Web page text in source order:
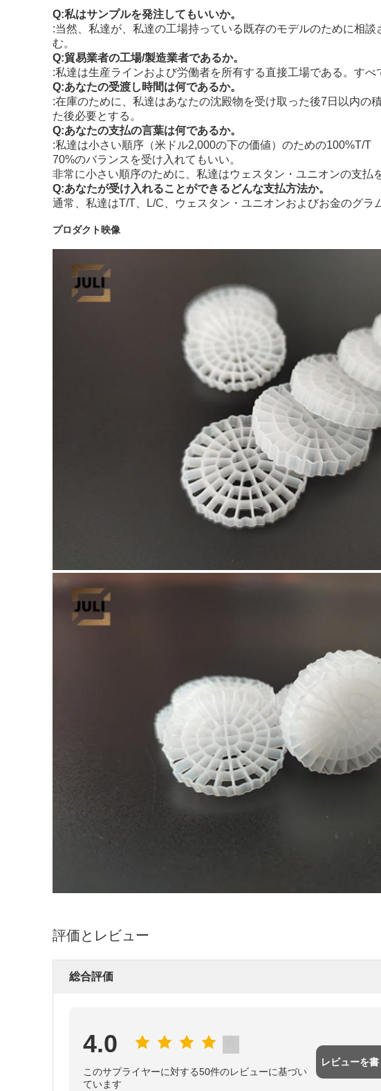
Q:私はサンプルを発注してもいいか。
:当然、私達が、私達の工場持っている既存のモデルのために相
む。
Q:貿易業者の工場/製造業者であるか。
:私達は生産ラインおよび労働者を所有する直接工場である。す
Q:あなたの受渡し時間は何であるか。
:在庫のために、私達はあなたの沈殿物を受け取った後7日以内
た後必要とする。
Q:あなたの支払の言葉は何であるか。
:私達は小さい順序（米ドル2,000の下の価値）のための100%T/
70%のバランスを受け入れてもいい。
非常に小さい順序のために、私達はウェスタン・ユニオンの支払
Q:あなたが受け入れることができるどんな支払方法か。
通常、私達はT/T、L/C、ウェスタン・ユニオンおよびお金のグラ
プロダクト映像
評価とレビュー
総合評価
4.0
このサプライヤーに対する50件のレビューに基づい
ています
レビューを書